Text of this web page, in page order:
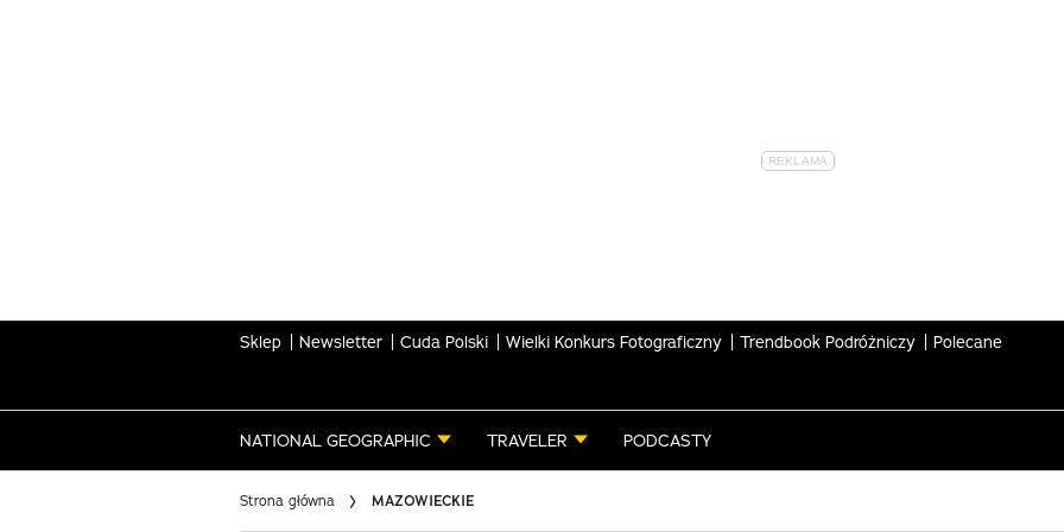
Sklep Newsletter Cuda Polski Wielki Konkurs Fotograficzny Trendbook Podróżniczy Polecane
NATIONAL GEOGRAPHIC TRAVELER PODCASTY
Strona główna MAZOWIECKIE